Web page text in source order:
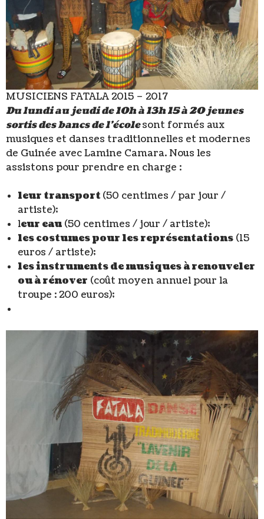
MUSICIENS FATALA 2015 – 2017
Du lundi au jeudi de 10h à 13h 15 à 20 jeunes
sortis des bancs de l’écolesont formés aux
musiques et danses traditionnelles et modernes
de Guinée avec Lamine Camara. Nous les
assistons pour prendre en charge :
leur transport(50 centimes / par jour /
artiste);
leur eau (50 centimes / jour / artiste);
les costumes pour les représentations (15
euros / artiste);
les instruments de musiques à renouveler
ou à rénover (coût moyen annuel pour la
troupe : 200 euros);